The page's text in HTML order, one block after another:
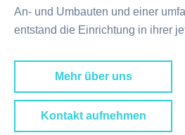
An- und Umbauten und einer
entstand die Einrichtung in ihrer
Mehr über uns
Kontakt aufnehmen